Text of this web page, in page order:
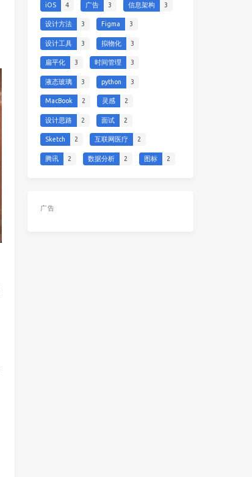
iOS 4 广告 3 信息架构 3
设计方法 3 Figma 3
设计工具 3 拟物化 3
扁平化 3 时间管理 3
液态玻璃 3 python 3
MacBook 2 灵感 2
设计思路 2 面试 2
Sketch 2 互联网医疗 2
腾讯 2 数据分析 2 图标 2
广告